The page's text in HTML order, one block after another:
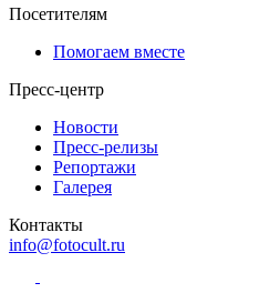
Посетителям
Помогаем вместе
Пресс-центр
Новости
Пресс-релизы
Репортажи
Галерея
Контакты
info@fotocult.ru